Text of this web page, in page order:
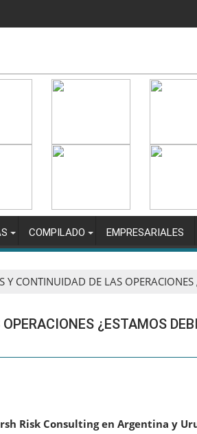
COMPILADO EMPRESARIALES
Y CONTINUIDAD DE LAS
¿ESTAMOS
Risk Consulting en Argentina y